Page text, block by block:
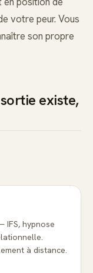
votre peur. Vous
son propre
existe,
IFS, hypnose
à distance.